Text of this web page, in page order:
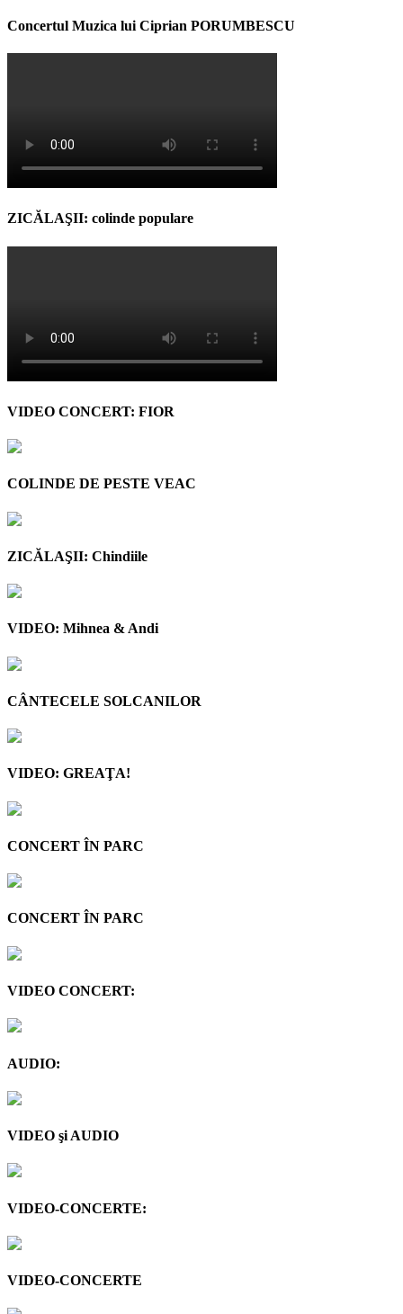
Concertul Muzica lui Ciprian PORUMBESCU
ZICĂLAŞII: colinde populare
VIDEO CONCERT: FIOR
COLINDE DE PESTE VEAC
ZICĂLAŞII: Chindiile
VIDEO: Mihnea & Andi
CÂNTECELE SOLCANILOR
VIDEO: GREAŢA!
CONCERT ÎN PARC
CONCERT ÎN PARC
VIDEO CONCERT:
AUDIO:
VIDEO şi AUDIO
VIDEO-CONCERTE:
VIDEO-CONCERTE